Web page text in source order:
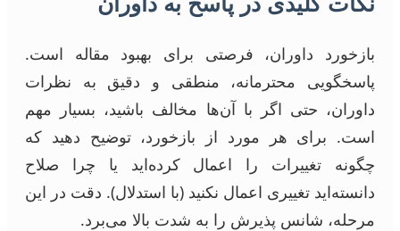
بازخورد داوران، فرصتی برای بهبود مقاله است.
پاسخگویی محترمانه، منطقی و دقیق به نظرات
داوران، حتی اگر با آن‌ها مخالف باشید، بسیار مهم
است. برای هر مورد از بازخورد، توضیح دهید که
چگونه تغییرات را اعمال کرده‌اید یا چرا صلاح
دانسته‌اید تغییری اعمال نکنید (با استدلال). دقت در این
مرحله، شانس پذیرش را به شدت بالا می‌برد.